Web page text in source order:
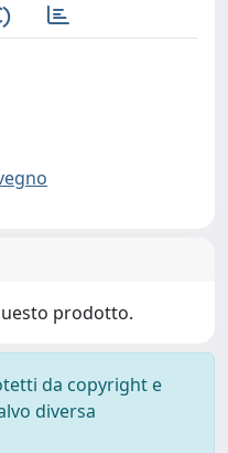
prodotto.
da copyright e
diversa